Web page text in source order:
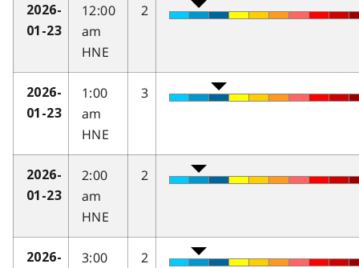
2026-
01-23
12:00
am
HNE
2
2026-
01-23
1:00
am
HNE
3
2026-
01-23
2:00
am
HNE
2
2026-
3:00
2